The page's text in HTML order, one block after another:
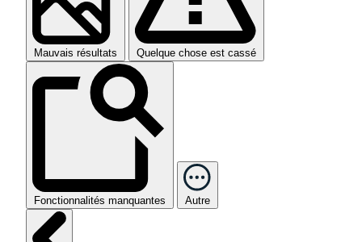
Mauvais résultats Quelque chose est cassé
Fonctionnalités manquantes Autre